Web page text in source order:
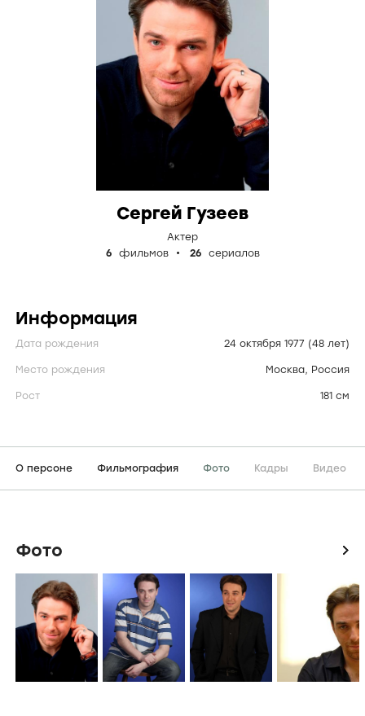
Сергей Гузеев
Актер
6
фильмов 26 сериалов
Информация
Дата рождения 24 октября 1977 (48 лет)
Место рождения Москва, Россия
Рост 181 см
О персоне Фильмография Фото Кадры Видео
Фото icon